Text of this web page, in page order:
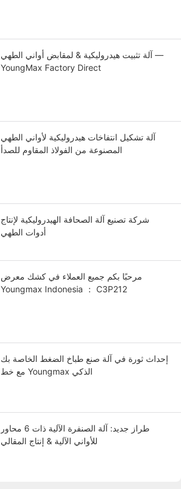
آلة تثبيت هيدروليكية & لمقابض أواني الطهي —
YoungMax Factory Direct
آلة تشكيل انتفاخات هيدروليكية لأواني الطهي
المصنوعة من الفولاذ المقاوم للصدأ
شركة تصنيع آلة الصحافة الهيدروليكية لإنتاج
أدوات الطهي
مرحبًا بكم جميع العملاء في كشك معرض
Youngmax Indonesia ： C3P212
إحداث ثورة في آلة صنع طباخ الضغط الخاصة بك
مع خط Youngmax الذكي
طراز جديد: آلة الصنفرة الآلية ذات 6 محاور
للأواني الآلية & إنتاج المقالي